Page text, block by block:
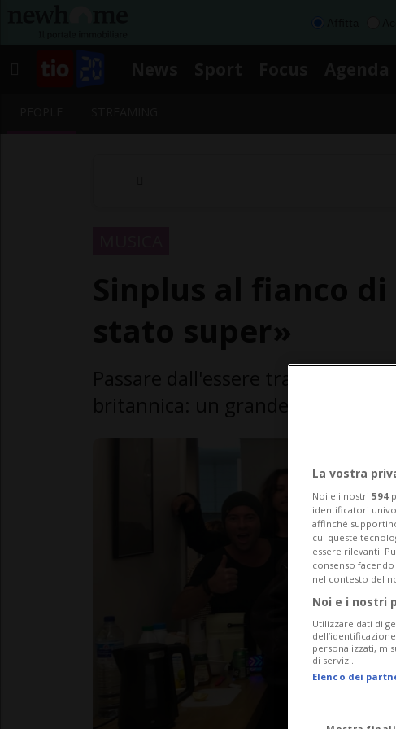
britannica: un grande risultato
La vostra
Noi e i nostri 594
identificatori
affinché
cui queste
essere rilevanti.
consenso
nel contesto del
Noi e i nostri
Utilizzare dati di
personalizzati,
di servizi.
Elenco dei